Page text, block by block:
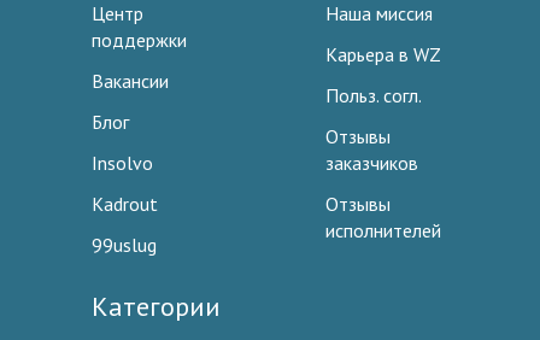
Центр
поддержки
Вакансии
Блог
Insolvo
Kadrout
99uslug
Наша миссия
Карьера в WZ
Польз. согл.
Отзывы
заказчиков
Отзывы
исполнителей
Категории